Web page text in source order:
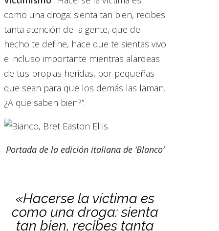
como una droga: sienta tan bien, recibes
tanta atención de la gente, que de
hecho te define, hace que te sientas vivo
e incluso importante mientras alardeas
de tus propias heridas, por pequeñas
que sean para que los demás las laman.
¿A que saben bien?”.
Portada de la edición italiana de ‘Blanco’
«Hacerse la víctima es
como una droga: sienta
tan bien, recibes tanta